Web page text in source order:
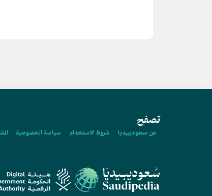
تصفح
عن سعوديبيديا شروط الاستخدام سياسة الخصوصية